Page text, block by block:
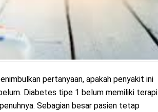
pertanyaan, apakah penyakit ini
Diabetes tipe 1 belum memiliki terapi
Sebagian besar pasien tetap